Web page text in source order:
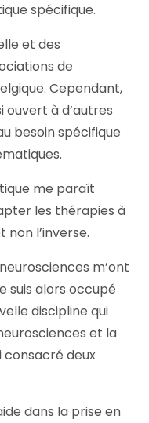
spécifique.
et des
de
Cependant,
ouvert à d’autres
besoin spécifique
me paraît
les thérapies à
l’inverse.
m’ont
suis alors occupé
discipline qui
et la
consacré deux
dans la prise en